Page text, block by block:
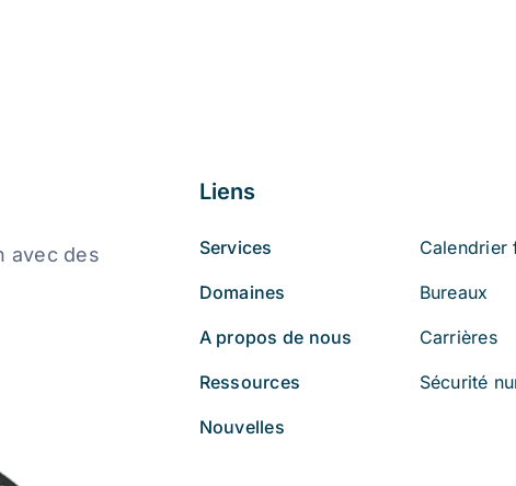
avec des
Liens
Services
Domaines
A propos de nous
Ressources
Nouvelles
Calendrier
Bureaux
Carrières
Sécurité